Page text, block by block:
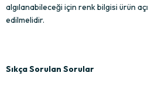
algılanabileceği için renk bilgisi ürün
edilmelidir.
Sıkça Sorulan Sorular